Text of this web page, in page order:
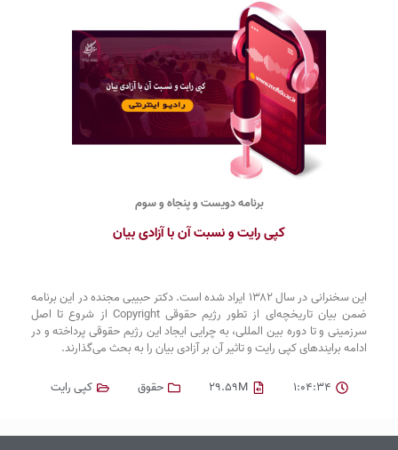
برنامه دویست و پنجاه و سوم
کپی رایت و نسبت آن با آزادی بیان
این سخنرانی در سال ۱۳۸۲ ایراد شده است. دکتر حبیبی مجنده در این برنامه
ضمن بیان تاریخچه‌ای از تطور رژیم حقوقی Copyright از شروع تا اصل
سرزمینی و تا دوره بین المللی، به چرایی ایجاد این رژیم حقوقی پرداخته و در
ادامه برایندهای کپی رایت و تاثیر آن بر آزادی بیان را به بحث می‌گذارند.
1:04:34
29.59M حقوق کپی رایت